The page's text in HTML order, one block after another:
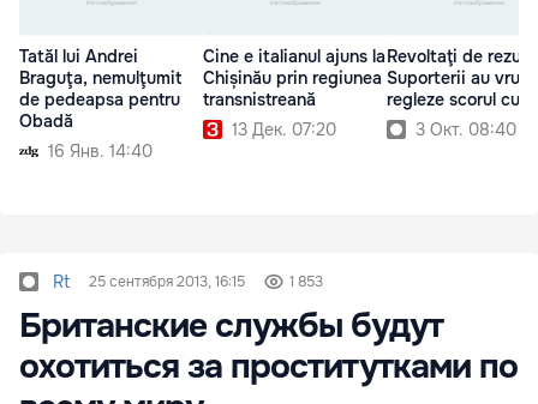
Tatăl lui Andrei
Braguţa, nemulţumit
de pedeapsa pentru
Obadă
16 Янв. 14:40
Cine e italianul ajuns la
Chișinău prin regiunea
transnistreană
13 Дек. 07:20
Revoltaţi de
Suporterii au vrut
regleze scorul cu
3 Окт. 08:40
Rt 25 сентября 2013, 16:15 1 853
Британские службы будут
охотиться за проститутками по